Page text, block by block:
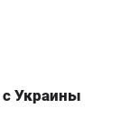
с Украины